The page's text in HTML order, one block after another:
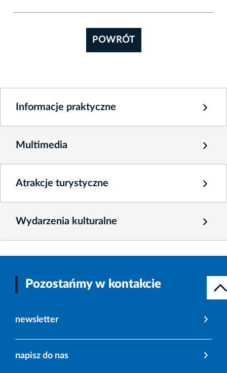
POWRÓT
Informacje praktyczne
Multimedia
Atrakcje turystyczne
Wydarzenia kulturalne
Pozostańmy w kontakcie
newsletter
napisz do nas